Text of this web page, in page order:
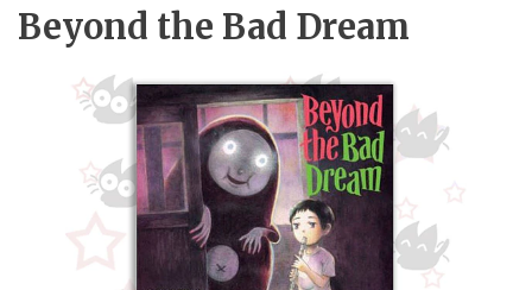
Beyond the Bad Dream